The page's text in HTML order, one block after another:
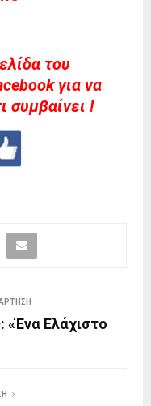
του
για να
συμβαίνει !
Ελάχιστο